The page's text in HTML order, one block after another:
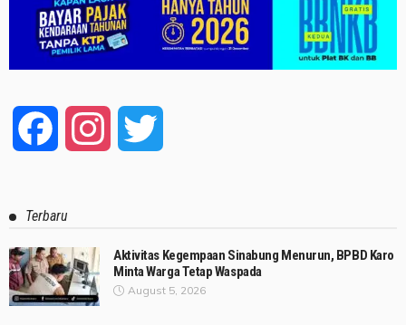
Facebook Instagram
Terbaru
Aktivitas Kegempaan Sinabung Menurun, BPBD Karo
Minta Warga Tetap Waspada
August 5, 2026